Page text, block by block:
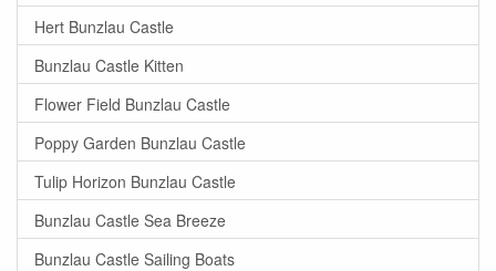
Hert Bunzlau Castle
Bunzlau Castle Kitten
Flower Field Bunzlau Castle
Poppy Garden Bunzlau Castle
Tulip Horizon Bunzlau Castle
Bunzlau Castle Sea Breeze
Bunzlau Castle Sailing Boats